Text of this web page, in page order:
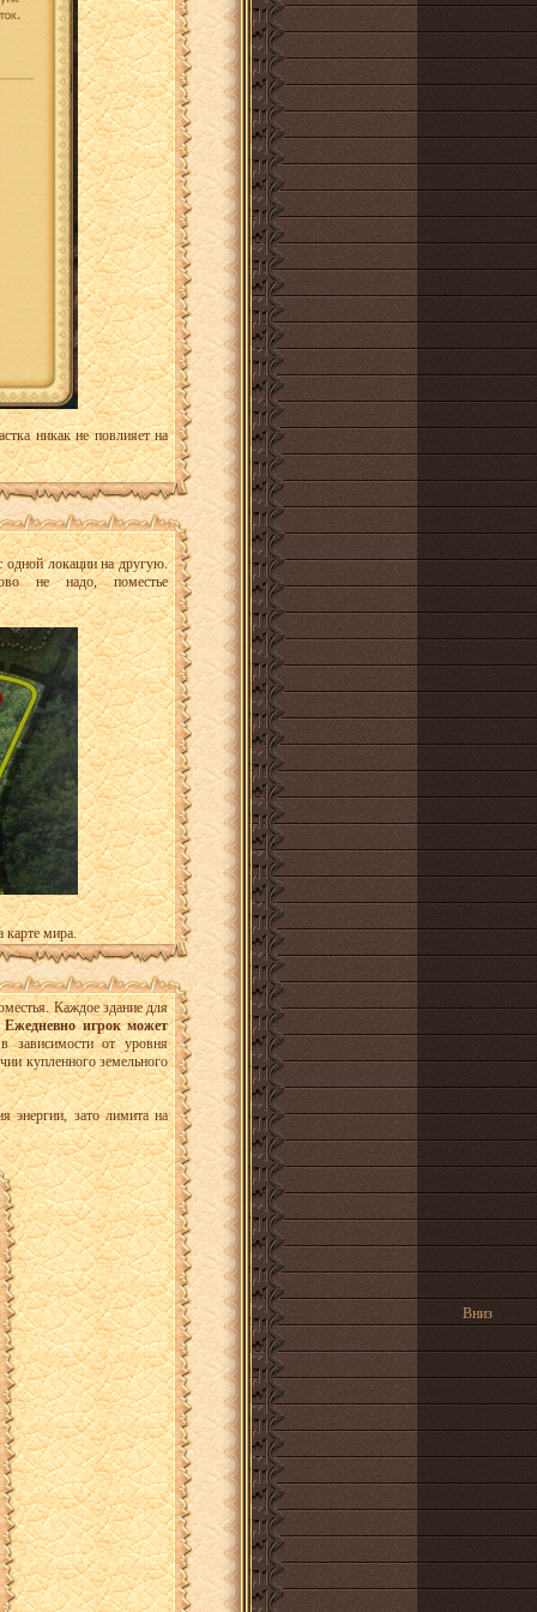
никак не повлияет на
одной локации на другую.
не надо, поместье
карте мира.
Каждое здание для
Ежедневно игрок может
от уровня
купленного земельного
энергии, зато лимита на
Вниз